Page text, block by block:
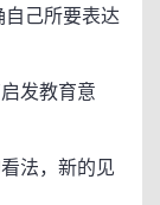
己所要表达
发教育意
法，新的见